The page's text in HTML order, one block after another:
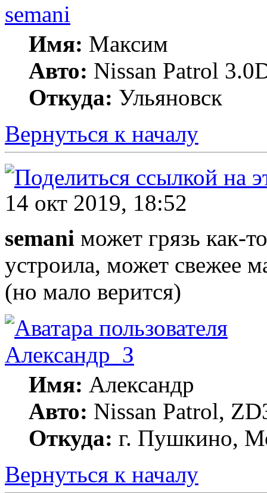
semani
Имя: Максим
Авто: Nissan Patrol
Откуда: Ульяновск
Вернуться к началу
14 окт 2019, 18:52
semani может грязь как-
устроила, может свежее
(но мало верится)
Александр_З
Имя: Александр
Авто: Nissan Patrol,
Откуда: г. Пушкино,
Вернуться к началу